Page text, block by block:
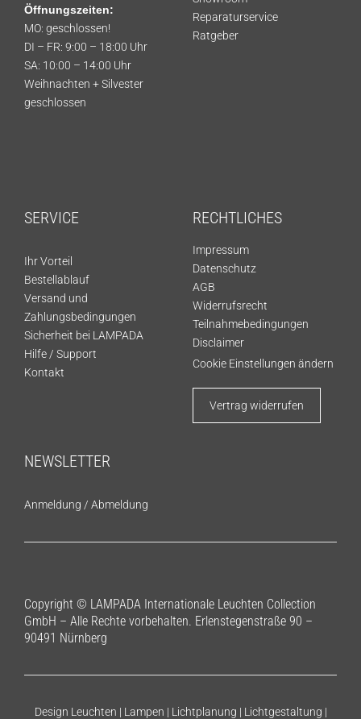
Öffnungszeiten:
MO: geschlossen!
DI – FR: 9:00 – 18:00 Uhr
SA: 10:00 – 14:00 Uhr
Weihnachten + Silvester
geschlossen
Reparaturservice
Ratgeber
SERVICE
Ihr Vorteil
Bestellablauf
Versand und
Zahlungsbedingungen
Sicherheit bei LAMPADA
Hilfe / Support
Kontakt
RECHTLICHES
Impressum
Datenschutz
AGB
Widerrufsrecht
Teilnahmebedingungen
Disclaimer
Cookie Einstellungen ändern
Vertrag widerrufen
NEWSLETTER
Anmeldung / Abmeldung
Copyright © LAMPADA Internationale Leuchten Collection
GmbH – Alle Rechte vorbehalten. Erlenstegenstraße 90 –
90491 Nürnberg
Design Leuchten | Lampen | Lichtplanung | Lichtgestaltung |